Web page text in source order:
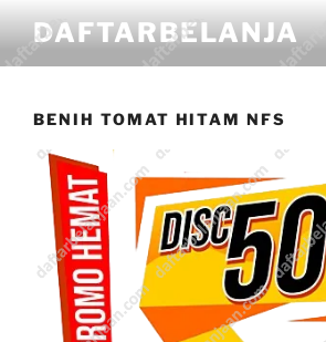
DAFTARBELANJA
BENIH TOMAT HITAM NFS